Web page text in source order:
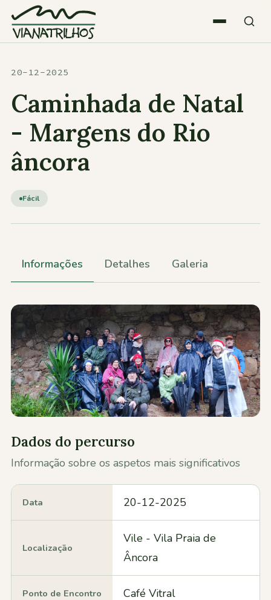
Quem somos
Atividades
Estatísticas
Participações
20-12-2025
Caminhada de Natal
- Margens do Rio
âncora
Fácil
Informações Detalhes Galeria
Dados do percurso
Informação sobre os aspetos mais significativos
Data 20-12-2025
Localização
Vile - Vila Praia de
Âncora
Ponto de Encontro Café Vitral